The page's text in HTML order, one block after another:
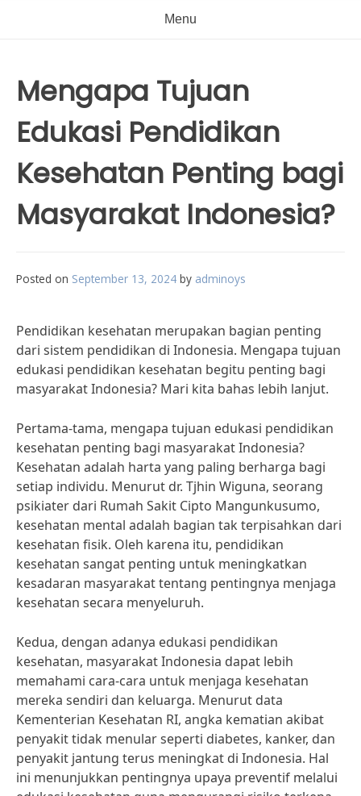
Menu
Mengapa Tujuan
Edukasi Pendidikan
Kesehatan Penting bagi
Masyarakat Indonesia?
Posted on September 13, 2024 by adminoys
Pendidikan kesehatan merupakan bagian penting
dari sistem pendidikan di Indonesia. Mengapa tujuan
edukasi pendidikan kesehatan begitu penting bagi
masyarakat Indonesia? Mari kita bahas lebih lanjut.
Pertama-tama, mengapa tujuan edukasi pendidikan
kesehatan penting bagi masyarakat Indonesia?
Kesehatan adalah harta yang paling berharga bagi
setiap individu. Menurut dr. Tjhin Wiguna, seorang
psikiater dari Rumah Sakit Cipto Mangunkusumo,
kesehatan mental adalah bagian tak terpisahkan dari
kesehatan fisik. Oleh karena itu, pendidikan
kesehatan sangat penting untuk meningkatkan
kesadaran masyarakat tentang pentingnya menjaga
kesehatan secara menyeluruh.
Kedua, dengan adanya edukasi pendidikan
kesehatan, masyarakat Indonesia dapat lebih
memahami cara-cara untuk menjaga kesehatan
mereka sendiri dan keluarga. Menurut data
Kementerian Kesehatan RI, angka kematian akibat
penyakit tidak menular seperti diabetes, kanker, dan
penyakit jantung terus meningkat di Indonesia. Hal
ini menunjukkan pentingnya upaya preventif melalui